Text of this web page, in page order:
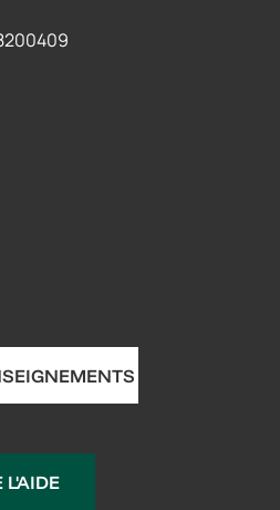
L'AIDE